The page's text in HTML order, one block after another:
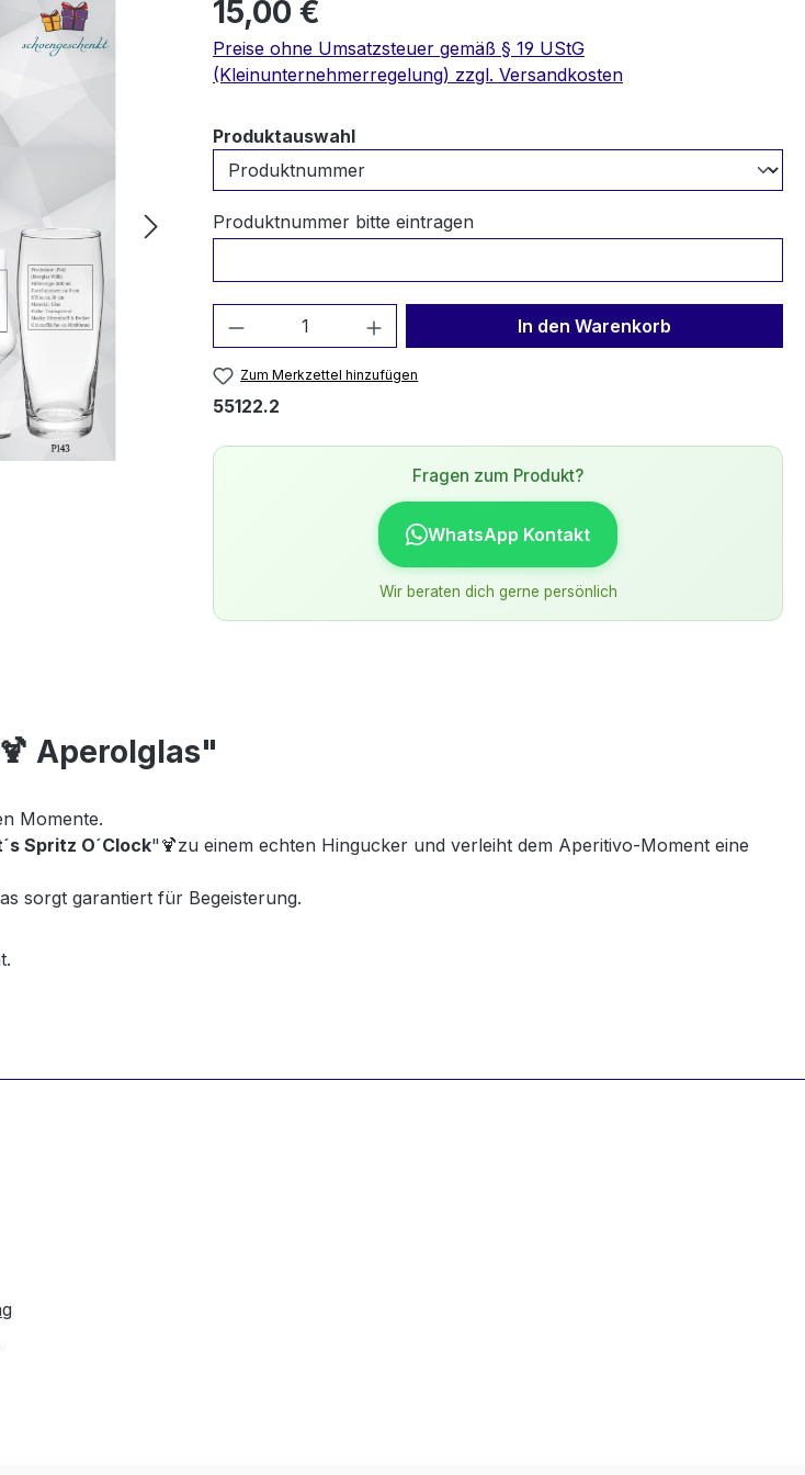
15,00 €
Preise ohne Umsatzsteuer gemäß § 19 UStG
(Kleinunternehmerregelung) zzgl. Versandkosten
Produktauswahlauswählen
Produktnummer bitte eintragen
Produkt Anzahl: Gib den gewünschten Wert
In den Warenkorb
Zum Merkzettel hinzufügen
55122.2
Fragen zum Produkt?
WhatsApp Kontakt
Wir beraten dich gerne persönlich
Aperolglas"
Momente.
Spritz O´Clock"🍹zu einem echten Hingucker und verleiht dem Aperitivo-Moment eine
sorgt garantiert für Begeisterung.